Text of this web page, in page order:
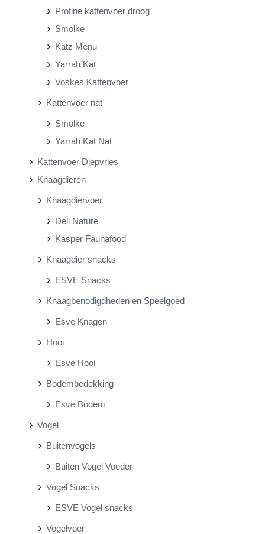
Profine kattenvoer droog
Smolke
Katz Menu
Yarrah Kat
Voskes Kattenvoer
Kattenvoer nat
Smolke
Yarrah Kat Nat
Kattenvoer Diepvries
Knaagdieren
Knaagdiervoer
Deli Nature
Kasper Faunafood
Knaagdier snacks
ESVE Snacks
Knaagbenodigdheden en Speelgoed
Esve Knagen
Hooi
Esve Hooi
Bodembedekking
Esve Bodem
Vogel
Buitenvogels
Buiten Vogel Voeder
Vogel Snacks
ESVE Vogel snacks
Vogelvoer